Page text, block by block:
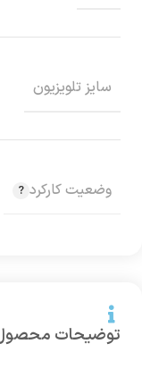
توضیحات
سایز تلویزیون
وضعیت کارکرد